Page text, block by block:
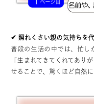
✔ 照れくさい親の気持ちを
普段の生活の中では、忙し
「生まれてきてくれてあり
せることで、驚くほど自然